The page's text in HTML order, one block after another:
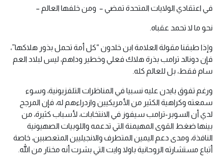
في اعتقادي الولايات المتحدة تمضي – ومن خلفها العالم –
نحو ما لا تحمد عقباه.
وإذا طبقنا مقولة العلامة ابن خلدون “كل أمة تحمل بذور هلاكها”،
فإن دونالد ترامب بذرة هلاك فعلي وخطير وداهم، ليس لبلاد العم
سام فقط، بل للعالم كله.
ورغم تفوق بايدن عليه نسبيا في المناظرات التلفزيونية، وسوء
سمعته وكراهية الكثير من الأمريكيين وازدراءهم له، فإن المرجح
لدي أن السوبر-ترامب سيفوز في الانتخابات، لأسباب كثيرة، من
بينها ضغط القوى المهيمنة التي تدعمه واللوبيات الصهيونية
النافذة، ومدى دعم اليمين المتطرف والانجيليين المتعصبين، خاصة
أتباع مستشارته الروحانية باولا وايت التي بشرت أنه مختار من الله.